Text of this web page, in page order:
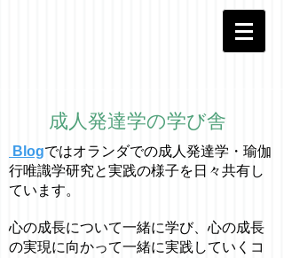
成人発達学の学び舎
Blogではオラ ンダでの成人発達学・ 瑜伽
行唯識学研究と実践の様子を日々共有し
ています。
心の成長について一緒に学び、心の成長
の実現に向かって一緒に実践していくコ